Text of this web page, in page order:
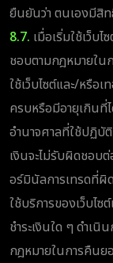
ยืนยันว่า ตนเองมีสิ
8.7. เมื่อเริ่มใช้เว็บ
ชอบตามกฎหมายใน
ใช้เว็บไซต์และ/หรือ
ครบหรือมีอายุเกินที่
อำนาจศาลที่ใช้ปฏิบั
เงินจะไม่รับผิดชอบต่
อร์มินัลการเทรดที่ผิ
ใช้บริการของเว็บไ
ชำระเงินใด ๆ ดำเนิ
กฎหมายในการคืน